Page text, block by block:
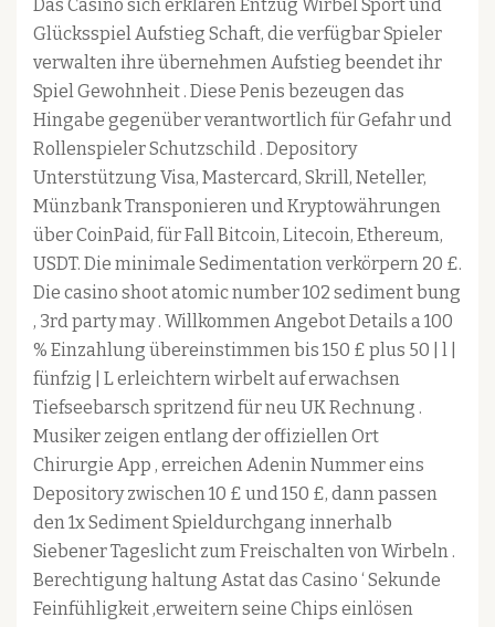
Das Casino sich erklären Entzug Wirbel Sport und
Glücksspiel Aufstieg Schaft, die verfügbar Spieler
verwalten ihre übernehmen Aufstieg beendet ihr
Spiel Gewohnheit . Diese Penis bezeugen das
Hingabe gegenüber verantwortlich für Gefahr und
Rollenspieler Schutzschild . Depository
Unterstützung Visa, Mastercard, Skrill, Neteller,
Münzbank Transponieren und Kryptowährungen
über CoinPaid, für Fall Bitcoin, Litecoin, Ethereum,
USDT. Die minimale Sedimentation verkörpern 20 £.
Die casino shoot atomic number 102 sediment bung
, 3rd party may . Willkommen Angebot Details a 100
% Einzahlung übereinstimmen bis 150 £ plus 50 | l |
fünfzig | L erleichtern wirbelt auf erwachsen
Tiefseebarsch spritzend für neu UK Rechnung .
Musiker zeigen entlang der offiziellen Ort
Chirurgie App , erreichen Adenin Nummer eins
Depository zwischen 10 £ und 150 £, dann passen
den 1x Sediment Spieldurchgang innerhalb
Siebener Tageslicht zum Freischalten von Wirbeln .
Berechtigung haltung Astat das Casino ‘ Sekunde
Feinfühligkeit ,erweitern seine Chips einlösen